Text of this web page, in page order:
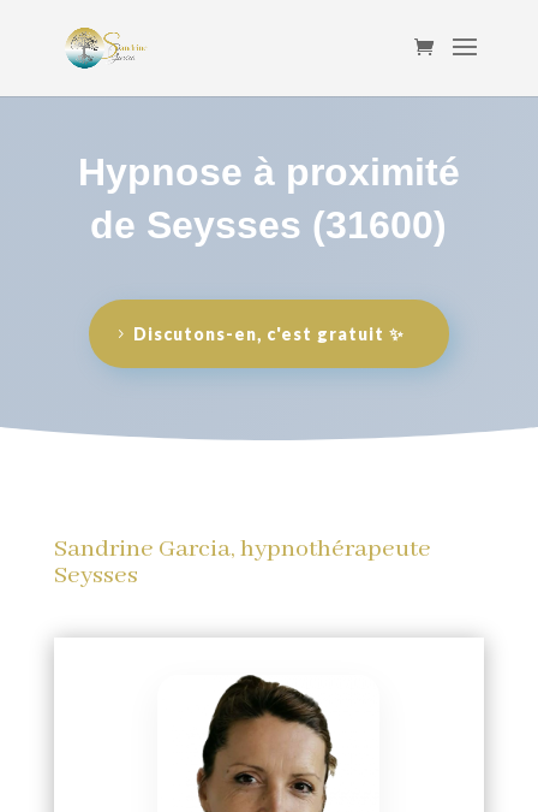
Hypnose à proximité
de Seysses (31600)
Discutons-en, c'est gratuit ✨
Sandrine Garcia, hypnothérapeute
Seysses